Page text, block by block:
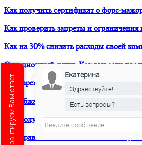
Как получить сертификат о форс-
Как проверить запреты и
Как на 30% снизить расходы своей
Санкционный аудит. Как вывести
Как зарегистрировать товарный знак
Как обжаловать решение таможни о
Как получить предварительное
Как правильно составить
Екатерина
Здравствуйте!
Есть вопросы?